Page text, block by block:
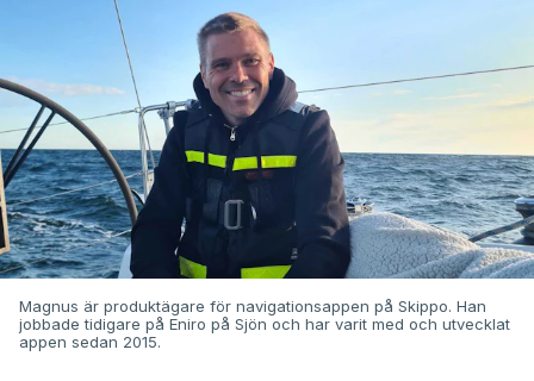
Magnus är produktägare för navigationsappen på Skippo. Han
jobbade tidigare på Eniro på Sjön och har varit med och utvecklat
appen sedan 2015.